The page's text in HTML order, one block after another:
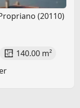
(20110)
140.00 m²